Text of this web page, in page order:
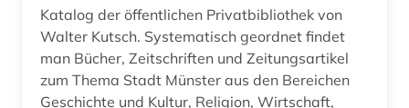
montenegro (2)
mundartliteratur (1)
musik (2)
Katalog der öffentlichen Privatbibliothek von
Walter Kutsch. Systematisch geordnet findet
man Bücher, Zeitschriften und Zeitungsartikel
zum Thema Stadt Münster aus den Bereichen
Geschichte und Kultur, Religion, Wirtschaft,